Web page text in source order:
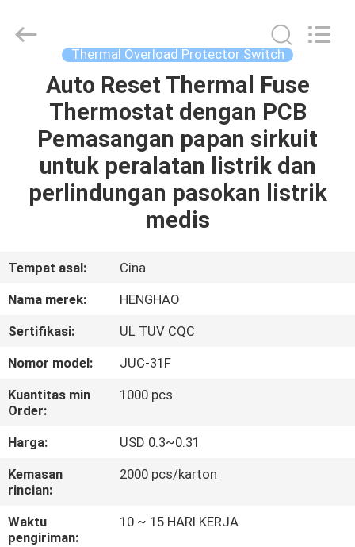
RUMAH
PRODUK
TAMPILAN
TENTANG
KITA
WISATA
PABRIK
KONTROL
KUALITAS
HUBUNGI
KAMI
Electric
Thermal Overload Protector Switch
Auto Reset Thermal Fuse
Thermostat dengan PCB
Pemasangan papan sirkuit
untuk peralatan listrik dan
perlindungan pasokan listrik
medis
Tempat asal:
Cina
Nama merek:
HENGHAO
Sertifikasi:
UL TUV CQC
Nomor model:
JUC-31F
Kuantitas min
Order:
1000 pcs
Harga:
USD 0.3~0.31
Kemasan
rincian:
2000 pcs/karton
Waktu
pengiriman:
10 ~ 15 HARI KERJA